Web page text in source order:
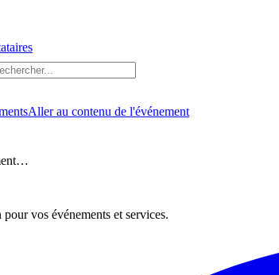
Aller au contenu de l'événement
vos événements et services.